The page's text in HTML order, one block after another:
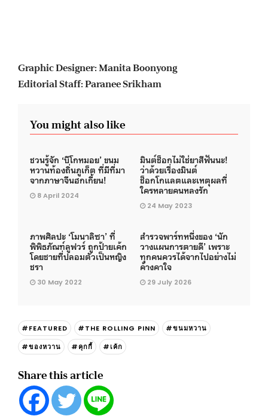
Graphic Designer: Manita Boonyong
Editorial Staff: Paranee Srikham
You might also like
ชวนรู้จัก ‘บีโกหมอย’ ขนม
หวานท้องถิ่นภูเก็ต ที่มีที่มา
จากภาษาจีนฮกเกี้ยน!
8 April 2024
มินต์ช็อกไม่ใช่ยาสีฟันนะ!
ว่าด้วยเรื่องมินต์
ช็อกโกแลตและเหตุผลที่
ใครหลายคนหลงรัก
24 May 2023
ภาพศิลปะ ‘โมนาลิซา’ ที่
พิพิธภัณฑ์ลูฟวร์ ถูกป้ายเค้ก
โดยชายที่ปลอมตัวเป็นหญิง
ชรา
30 May 2022
สำรวจพาร์ทหนึ่งของ ‘นัก
วางแผนการตายดี’ เพราะ
ทุกคนควรได้จากไปอย่างไม่
ค้างคาใจ
29 July 2026
#FEATURED #THE ROLLING PINN
#ขนมหวาน
#ของหวาน
#คุกกี้ #เค้ก
Share this article